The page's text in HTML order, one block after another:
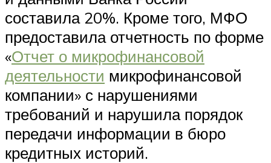
составила 20%. Кроме того, МФО
предоставила отчетность по форме
«Отчет о микрофинансовой
деятельности микрофинансовой
компании» с нарушениями
требований и нарушила порядок
передачи информации в бюро
кредитных историй.